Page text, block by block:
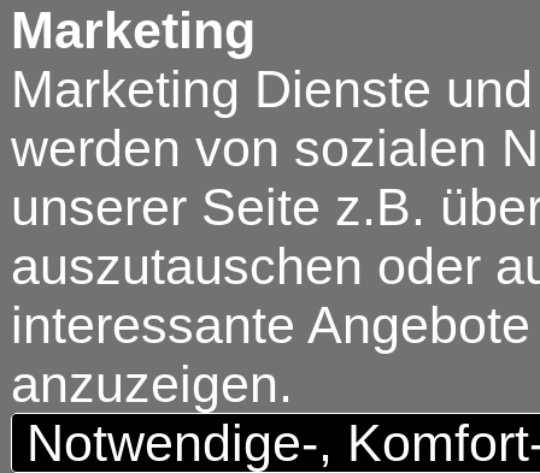
Marketing
Marketing Dienste
werden von sozialen
unserer Seite z.B.
auszutauschen oder
interessante
anzuzeigen.
Notwendige-,